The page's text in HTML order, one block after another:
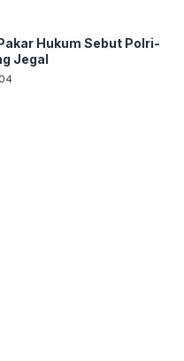
Hukum Sebut Polri-
Jegal